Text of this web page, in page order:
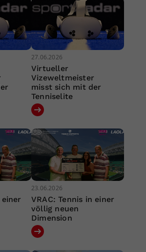
27.06.2026
Virtueller
Vizeweltmeister
misst sich mit der
Tenniselite
einer
23.06.2026
VRAC: Tennis in einer
völlig neuen
Dimension